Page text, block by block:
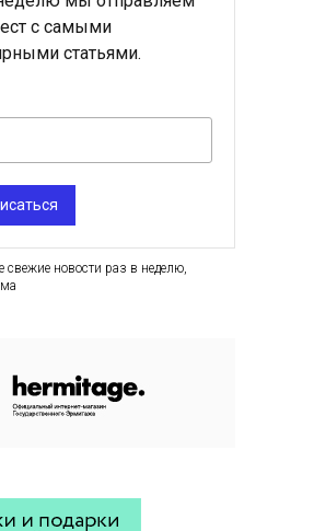
с самыми
статьями.
свежие новости раз в неделю,